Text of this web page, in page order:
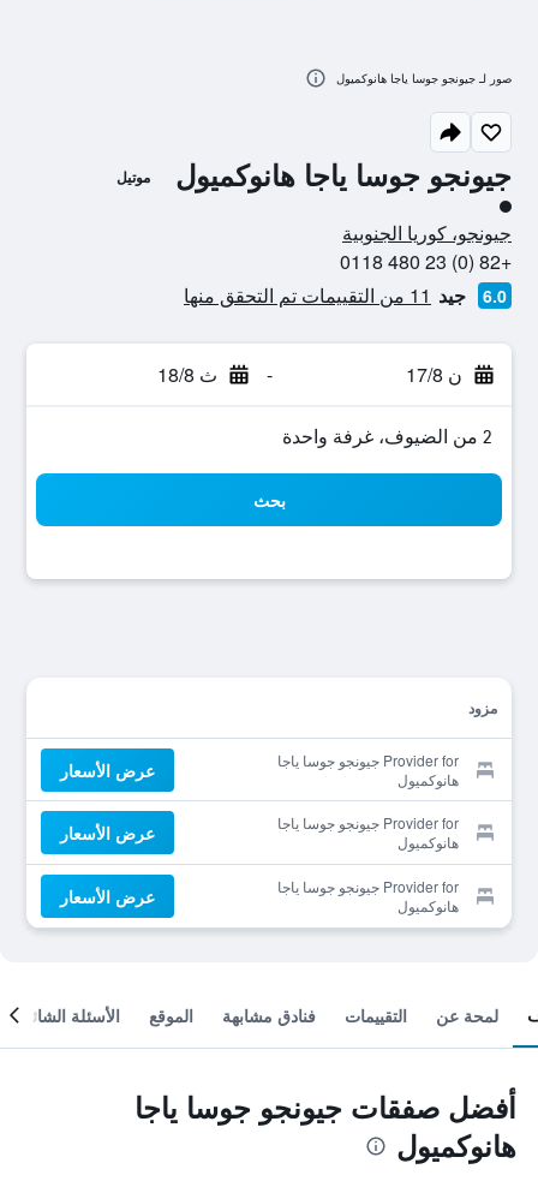
جيونجو جوسا ياجا هانوكميول موتيل
تقييم فئة 1
جيونجو، كوريا الجنوبية
+82 (0) 23 480 0118
6.0 جيد 11 من التقييمات تم التحقق منها
ن 17/8 - ث 18/8
2 من الضيوف، غرفة واحدة
بحث
مزود
Provider for جيونجو جوسا ياجا
هانوكميول
عرض الأسعار
Provider for جيونجو جوسا ياجا
هانوكميول
عرض الأسعار
Provider for جيونجو جوسا ياجا
هانوكميول
عرض الأسعار
صور لـ جيونجو جوسا ياجا هانوكميول
لمحة عن التقييمات فنادق مشابهة الموقع الأسئلة الشائعة
أفضل صفقات جيونجو جوسا ياجا
هانوكميول